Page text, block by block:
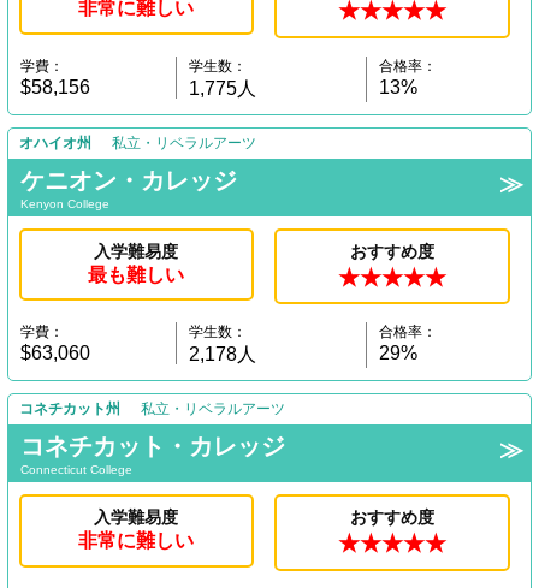
非常に難しい ★★★★★
学費：
$58,156
学生数：
1,775人
合格率：
13%
オハイオ州 私立・リベラルアーツ
ケニオン・カレッジ
Kenyon College
入学難易度
最も難しい
おすすめ度
★★★★★
学費：
$63,060
学生数：
2,178人
合格率：
29%
コネチカット州 私立・リベラルアーツ
コネチカット・カレッジ
Connecticut College
入学難易度
非常に難しい
おすすめ度
★★★★★